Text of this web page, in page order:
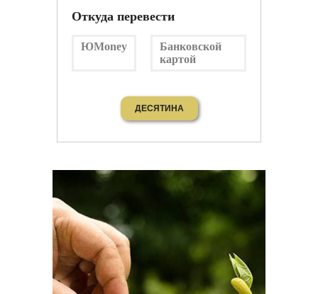
Откуда перевести
ЮMoney
Банковской
картой